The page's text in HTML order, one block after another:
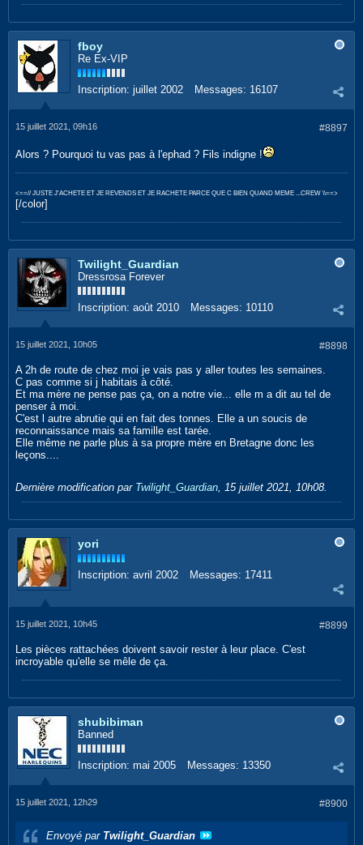
fboy
Re Ex-VIP
Inscription: juillet 2002 Messages: 16107
#8897
15 juillet 2021, 09h16
Alors ? Pourquoi tu vas pas à l'ephad ? Fils indigne !
<==// JUSTE J'ACHETE ET JE REVENDS ET JE RACHETE PARCE QUE C BIEN QUAND MEME ...CREW \\==>
[/color]
Twilight_Guardian
Dressrosa Forever
Inscription: août 2010 Messages: 10110
#8898
15 juillet 2021, 10h05
A 2h de route de chez moi je vais pas y aller toutes les semaines.
C pas comme si j habitais à côté.
Et ma mère ne pense pas ça, on a notre vie... elle m a dit au tel de
penser à moi.
C'est l autre abrutie qui en fait des tonnes. Elle a un soucis de
reconnaissance mais sa famille est tarée.
Elle même ne parle plus à sa propre mère en Bretagne donc les
leçons....
Dernière modification par Twilight_Guardian, 15 juillet 2021, 10h08.
yori
Inscription: avril 2002 Messages: 17411
#8899
15 juillet 2021, 10h45
Les pièces rattachées doivent savoir rester à leur place. C'est
incroyable qu'elle se mêle de ça.
shubibiman
Banned
Inscription: mai 2005 Messages: 13350
#8900
15 juillet 2021, 12h29
Envoyé par Twilight_Guardian